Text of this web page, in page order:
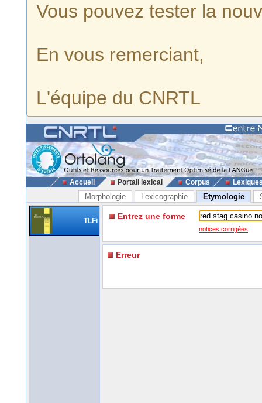
Vous pouvez tester la
En vous remerciant,
L'équipe du CNRTL
Accueil Portail lexical Corpus
Morphologie Lexicographie Etymologie
TLFi Entrez une forme
notices corrigées
Erreur